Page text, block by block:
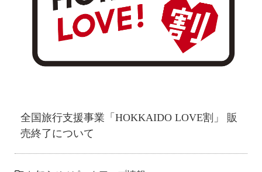
全国旅行支援事業「HOKKAIDO LOVE割」 販
売終了について